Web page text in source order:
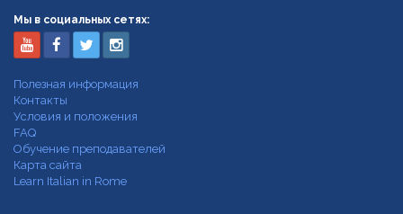
Мы в социальных сетях:
Полезная информация
Контакты
Условия и положения
FAQ
Обучение преподавателей
Карта сайта
Learn Italian in Rome